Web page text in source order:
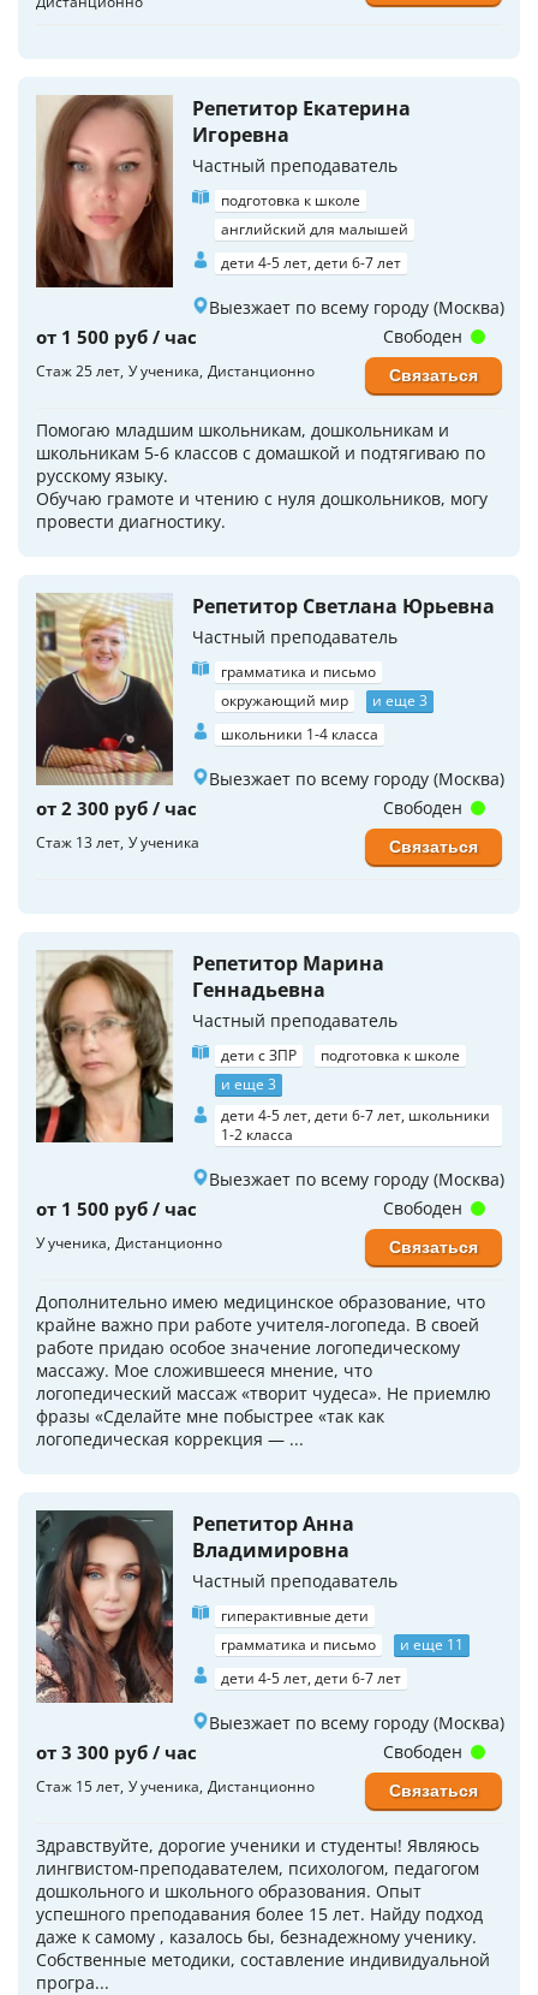
Репетитор Екатерина
Игоревна
Частный преподаватель
подготовка к школе
английский для малышей
дети 4-5 лет, дети 6-7 лет
Выезжает по всему городу (Москва)
от 1 500 руб / час
Стаж 25 лет У ученика Дистанционно
Помогаю младшим школьникам, дошкольникам и
школьникам 5-6 классов с домашкой и подтягиваю по
русскому языку.
Обучаю грамоте и чтению с нуля дошкольников, могу
провести диагностику.
Свободен
Связаться
Репетитор Светлана Юрьевна
Частный преподаватель
грамматика и письмо
окружающий мир
и еще 3
школьники 1-4 класса
Выезжает по всему городу (Москва)
от 2 300 руб / час
Стаж 13 лет У ученика
Свободен
Связаться
Репетитор Марина
Геннадьевна
Частный преподаватель
дети с ЗПР
подготовка к школе
и еще 3
дети 4-5 лет, дети 6-7 лет, школьники
1-2 класса
Выезжает по всему городу (Москва)
от 1 500 руб / час
У ученика Дистанционно
Дополнительно имею медицинское образование, что
крайне важно при работе учителя-логопеда. В своей
работе придаю особое значение логопедическому
массажу. Мое сложившееся мнение, что
логопедический массаж «творит чудеса». Не приемлю
фразы «Сделайте мне побыстрее «так как
логопедическая коррекция — ...
Свободен
Связаться
Репетитор Анна
Владимировна
Частный преподаватель
гиперактивные дети
грамматика и письмо
и еще 11
дети 4-5 лет, дети 6-7 лет
Выезжает по всему городу (Москва)
от 3 300 руб / час
Стаж 15 лет У ученика Дистанционно
Здравствуйте, дорогие ученики и студенты! Являюсь
лингвистом-преподавателем, психологом, педагогом
дошкольного и школьного образования. Опыт
успешного преподавания более 15 лет. Найду подход
даже к самому , казалось бы, безнадежному ученику.
Собственные методики, составление индивидуальной
програ...
Свободен
Связаться